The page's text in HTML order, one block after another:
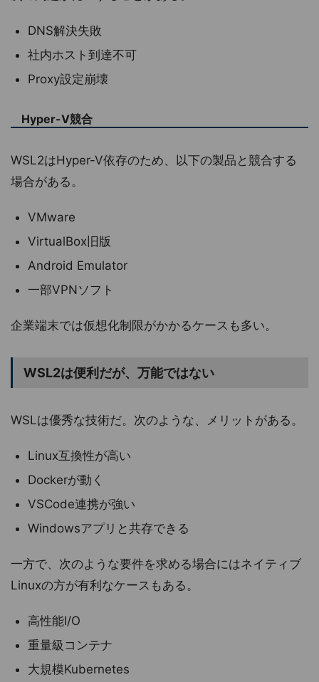
DNS解決失敗
社内ホスト到達不可
Proxy設定崩壊
Hyper-V競合
WSL2はHyper-V依存のため、以下の製品と競合する
場合がある。
VMware
VirtualBox旧版
Android Emulator
一部VPNソフト
企業端末では仮想化制限がかかるケースも多い。
WSL2は便利だが、万能ではない
WSLは優秀な技術だ。次のような、メリットがある。
Linux互換性が高い
Dockerが動く
VSCode連携が強い
Windowsアプリと共存できる
一方で、次のような要件を求める場合にはネイティブ
Linuxの方が有利なケースもある。
高性能I/O
重量級コンテナ
大規模Kubernetes